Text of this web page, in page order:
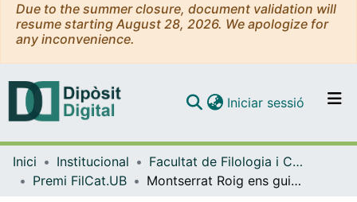
Due to the summer closure, document validation will
resume starting August 28, 2026. We apologize for
any inconvenience.
Navega per tot el DD
Com publicar
Iniciar sessió (current)
Inici Institucional
Facultat de Filologia i Comunicació
Premi FilCat.UB
Montserrat Roig ens guia pels carrers de Barcelona. Ruta literària de Ramona, adéu i El temps de les cireres